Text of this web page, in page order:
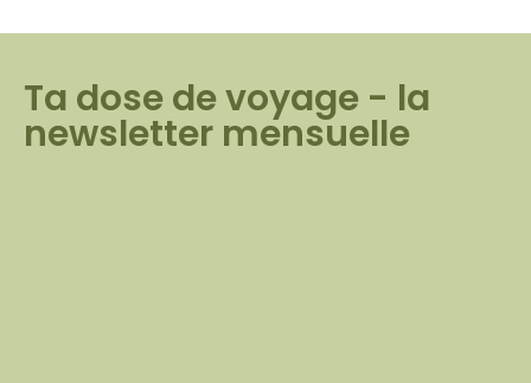
Ta dose de voyage - la
newsletter mensuelle